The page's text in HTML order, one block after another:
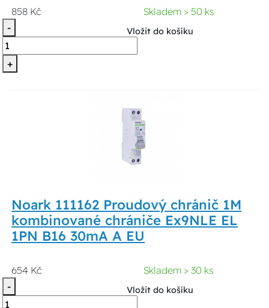
858 Kč
Skladem > 50 ks
-
+
Vložit do košíku
Noark 111162 Proudový chránič 1M
kombinované chrániče Ex9NLE EL
1PN B16 30mA A EU
654 Kč
Skladem > 30 ks
-
Vložit do košíku